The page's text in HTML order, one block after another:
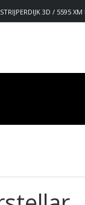
3D / 5595 XM